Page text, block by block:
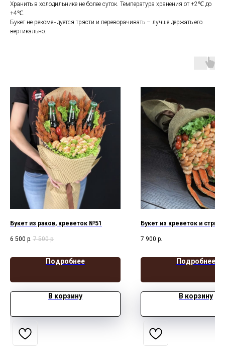
Хранить в холодильнике не более суток. Температура хранения от +2℃ до
+4℃.
Букет не рекомендуется трясти и переворачивать – лучше держать его
вертикально.
Букет из раков, креветок №51
6 500 р. 7 500 р.
Подробнее
В корзину
Букет из креветок и
7 900 р.
Подробнее
В корзину